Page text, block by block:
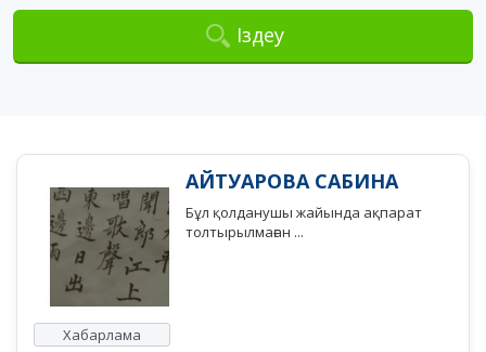
Іздеу
Хабарлама
АЙТУАРОВА САБИНА
Бұл қолданушы жайында ақпарат
толтырылмаған ...